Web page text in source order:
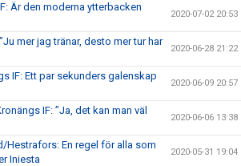
Är den moderna ytterbacken
2020-07-02 20:53
mer jag tränar, desto mer tur har
2020-06-28 21:22
IF: Ett par sekunders galenskap
2020-06-09 20:57
IF: ”Ja, det kan man väl
2020-06-06 13:38
Hestrafors: En regel för alla som
Iniesta
2020-05-31 19:04